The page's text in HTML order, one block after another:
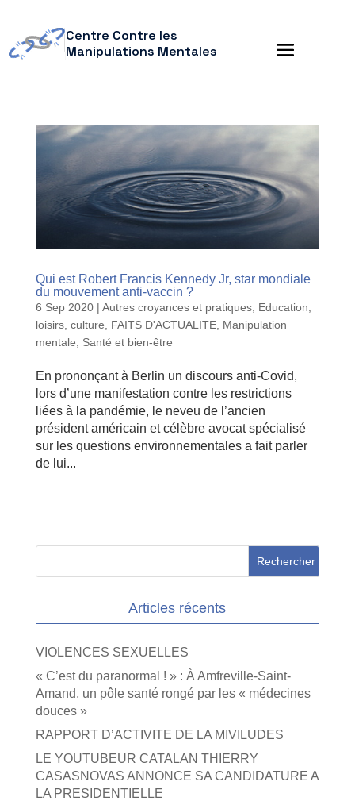
Centre Contre les
Manipulations Mentales
Qui est Robert Francis Kennedy Jr, star mondiale
du mouvement anti-vaccin ?
6 Sep 2020| Autres croyances et pratiques, Education,
loisirs, culture
FAITS D'ACTUALITE, Manipulation
mentale
Santé et bien-être
En prononçant à Berlin un discours anti-Covid,
lors d’une manifestation contre les restrictions
liées à la pandémie, le neveu de l’ancien
président américain et célèbre avocat spécialisé
sur les questions environnementales a fait parler
de lui...
Articles récents
VIOLENCES SEXUELLES
« C’est du paranormal ! » : À Amfreville-Saint-
Amand, un pôle santé rongé par les « médecines
douces »
RAPPORT D’ACTIVITE DE LA MIVILUDES
LE YOUTUBEUR CATALAN THIERRY
CASASNOVAS ANNONCE SA CANDIDATURE A
LA PRESIDENTIELLE